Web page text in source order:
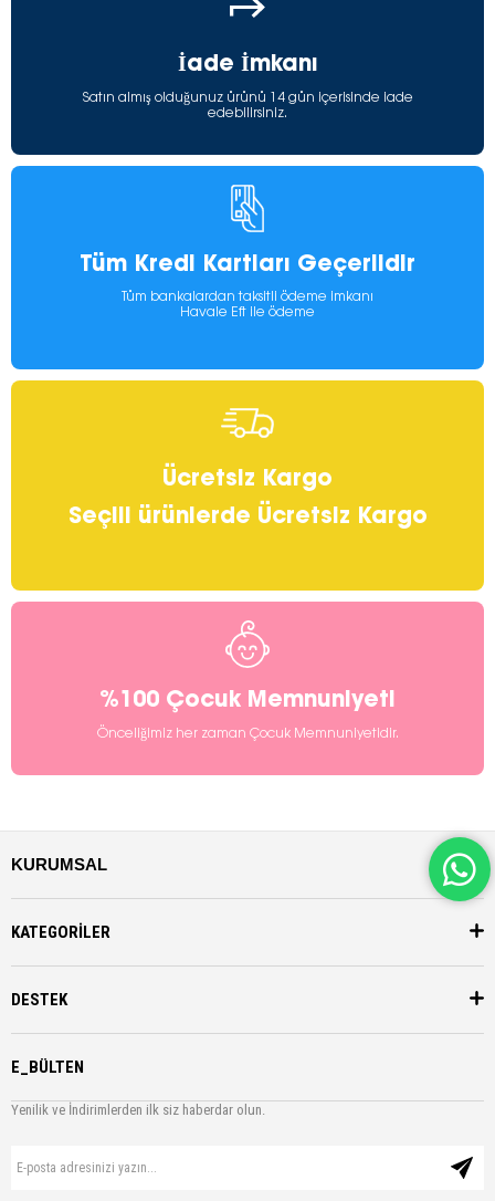
İade İmkanı
Satın almış olduğunuz ürünü 14 gün içerisinde iade
edebilirsiniz.
Tüm Kredi Kartları Geçerlidir
Tüm bankalardan taksitli ödeme imkanı
Havale Eft ile ödeme
Ücretsiz Kargo
Seçili ürünlerde Ücretsiz Kargo
%100 Çocuk Memnuniyeti
Önceliğimiz her zaman Çocuk Memnuniyetidir.
KURUMSAL
KATEGORİLER
DESTEK
E_BÜLTEN
Yenilik ve İndirimlerden ilk siz haberdar olun.